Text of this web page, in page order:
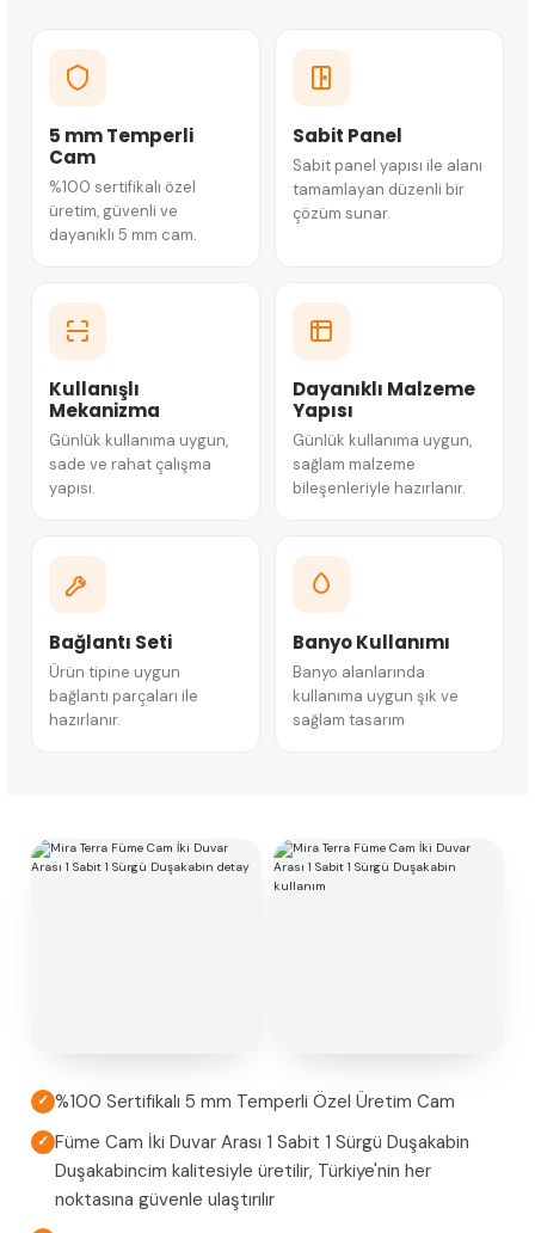
5 mm Temperli
Cam
%100 sertifikalı özel
üretim, güvenli ve
dayanıklı 5 mm cam.
Sabit Panel
Sabit panel yapısı ile alanı
tamamlayan düzenli bir
çözüm sunar.
Kullanışlı
Mekanizma
Günlük kullanıma uygun,
sade ve rahat çalışma
yapısı.
Dayanıklı Malzeme
Yapısı
Günlük kullanıma uygun,
sağlam malzeme
bileşenleriyle hazırlanır.
Bağlantı Seti
Ürün tipine uygun
bağlantı parçaları ile
hazırlanır.
Banyo Kullanımı
Banyo alanlarında
kullanıma uygun şık ve
sağlam tasarım
✓ %100 Sertifikalı 5 mm Temperli Özel Üretim Cam
✓ Füme Cam İki Duvar Arası 1 Sabit 1 Sürgü Duşakabin
Duşakabincim kalitesiyle üretilir, Türkiye'nin her
noktasına güvenle ulaştırılır